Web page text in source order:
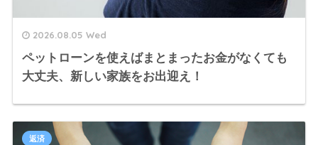
2026.08.05 Wed
ペットローンを使えばまとまったお金がなくても
大丈夫、新しい家族をお出迎え！
返済